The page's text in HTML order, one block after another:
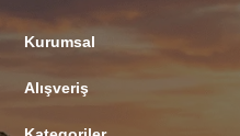
Kurumsal
Alışveriş